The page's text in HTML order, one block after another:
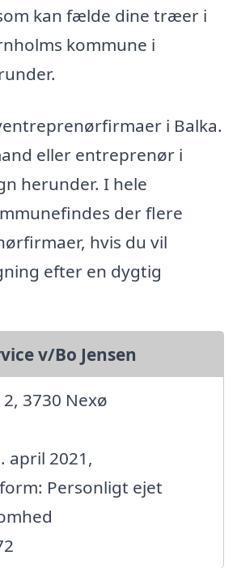
kan fælde dine træer i
kommune i
i Balka.
eller entreprenør i
herunder. I hele
der flere
hvis du vil
efter en dygtig
v/Bo Jensen
3730 Nexø
april 2021,
Personligt ejet